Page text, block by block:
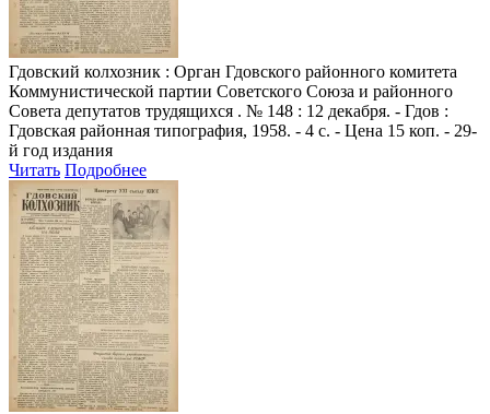
Гдовский колхозник : Орган Гдовского районного комитета
Коммунистической партии Советского Союза и районного
Совета депутатов трудящихся . № 148 : 12 декабря. - Гдов :
Гдовская районная типография, 1958. - 4 с. - Цена 15 коп. - 29-
й год издания
Читать Подробнее